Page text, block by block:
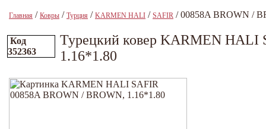
Главная / Ковры / Турция / KARMEN HALI / SAFIR / 00858A BROWN /
Код
352363
Турецкий ковер KARMEN HALI
1.16*1.80